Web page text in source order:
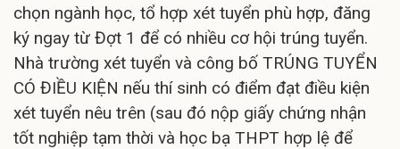
chọn ngành học, tổ hợp xét tuyển phù hợp, đăng
ký ngay từ Đợt 1 để có nhiều cơ hội trúng tuyển.
Nhà trường xét tuyển và công bố TRÚNG TUYỂN
CÓ ĐIỀU KIỆN nếu thí sinh có điểm đạt điều kiện
xét tuyển nêu trên (sau đó nộp giấy chứng nhận
tốt nghiệp tạm thời và học bạ THPT hợp lệ để